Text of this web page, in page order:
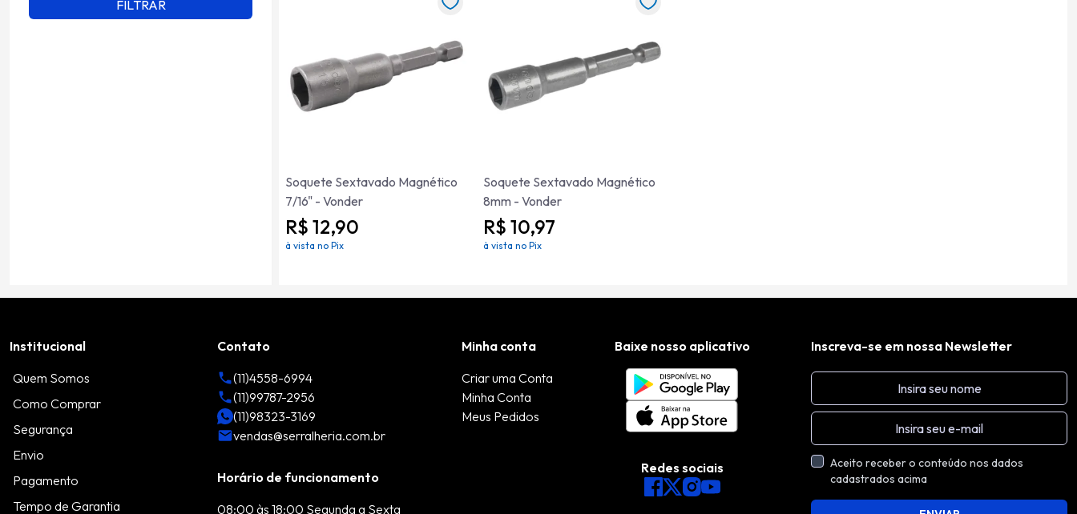
FILTRAR
Soquete Sextavado Magnético
7/16" - Vonder
R$ 12,90
à vista no Pix
Soquete Sextavado Magnético
8mm - Vonder
R$ 10,97
à vista no Pix
Institucional
Quem Somos
Como Comprar
Segurança
Envio
Pagamento
Tempo de Garantia
Contato
(11)4558-6994
(11)99787-2956
(11)98323-3169
vendas@serralheria.com.br
Horário de funcionamento
08:00 às 18:00 Segunda a Sexta
Minha conta
Criar uma Conta
Minha Conta
Meus Pedidos
Baixe nosso aplicativo
Redes sociais
Inscreva-se em nossa Newsletter
Aceito receber o conteúdo nos dados
cadastrados acima